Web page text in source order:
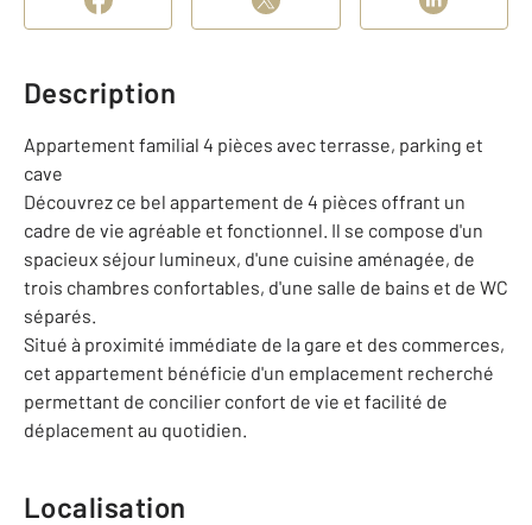
Description
Appartement familial 4 pièces avec terrasse, parking et
cave
Découvrez ce bel appartement de 4 pièces offrant un
cadre de vie agréable et fonctionnel. Il se compose d'un
spacieux séjour lumineux, d'une cuisine aménagée, de
trois chambres confortables, d'une salle de bains et de WC
séparés.
Situé à proximité immédiate de la gare et des commerces,
cet appartement bénéficie d'un emplacement recherché
permettant de concilier confort de vie et facilité de
déplacement au quotidien.
Localisation